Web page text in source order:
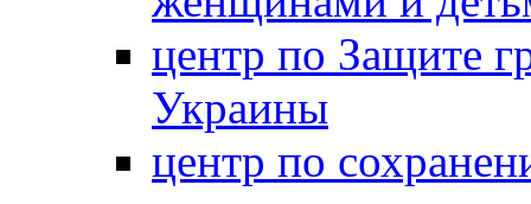
центр по Защите
Украины
центр по